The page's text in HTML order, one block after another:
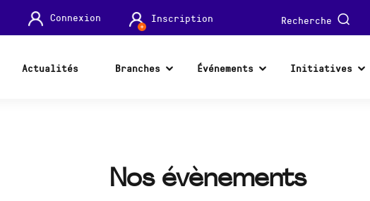
Connexion Inscription Recherche
Actualités Branches Événements Initiatives
Nos évènements